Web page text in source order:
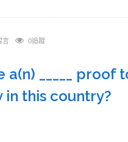
言 0追蹤
a(n) _____
in this country?